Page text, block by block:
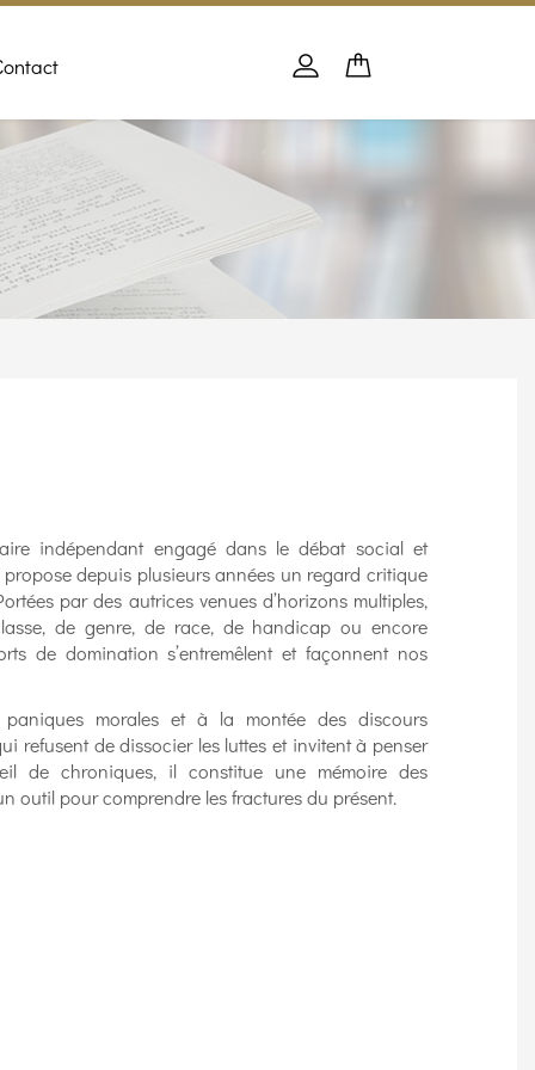
Panier
Se connecter
PANIER
indépendant engagé dans le débat social et
depuis plusieurs années un regard critique
par des autrices venues d’horizons multiples,
de genre, de race, de handicap ou encore
de domination s’entremêlent et façonnent nos
morales et à la montée des discours
refusent de dissocier les luttes et invitent à penser
de chroniques, il constitue une mémoire des
outil pour comprendre les fractures du présent.